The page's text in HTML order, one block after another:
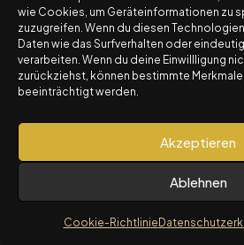
wie Cookies, um Geräteinformationen zu
zuzugreifen. Wenn du diesen
Daten wie das Surfverhalten oder
verarbeiten. Wenn du deine Einwillligung
zurückziehst, können bestimmte
beeinträchtigt werden.
Akzeptieren
Ablehnen
Cookie-Richtlinie
zum
© 2025 The Option Circle by
Alle Rechte
erhebliche Risiken und ist
geeignet.
Für detaillierte Informationen: